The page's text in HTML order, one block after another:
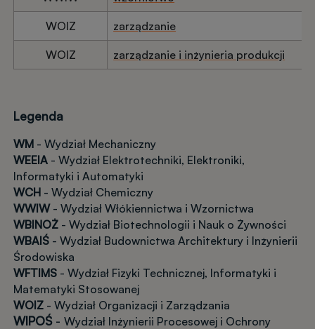
WOIZ zarządzanie
WOIZ zarządzanie i inżynieria produkcji
Legenda
WM - Wydział Mechaniczny
WEEIA - Wydział Elektrotechniki, Elektroniki,
Informatyki i Automatyki
WCH - Wydział Chemiczny
WWIW- Wydział Włókiennictwa i Wzornictwa
WBINOŻ - Wydział Biotechnologii i Nauk o Żywności
WBAIŚ - Wydział Budownictwa Architektury i Inżynierii
Środowiska
WFTIMS - Wydział Fizyki Technicznej, Informatyki i
Matematyki Stosowanej
WOIZ - Wydział Organizacji i Zarządzania
WIPOŚ -Wydział Inżynierii Procesowej i Ochrony